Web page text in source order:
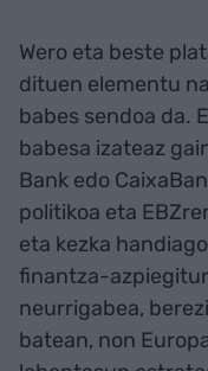
Wero eta beste
dituen elementu
babes sendoa da.
babesa izateaz
Bank edo
politikoa eta
eta kezka
finantza-
neurrigabea,
batean, non